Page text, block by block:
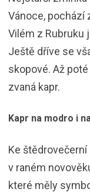
Vánoce, pochází
Vilém z Rubruku
Ještě dříve se
skopové. Až
zvaná kapr.
Kapr na modro i
Ke
v raném
které měly